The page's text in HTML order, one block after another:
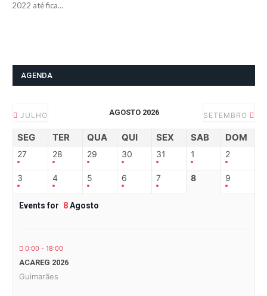
2022 até fica…
AGENDA
JULHO AGOSTO 2026 SETEMBRO
SEG TER QUA QUI SEX SAB DOM
27 28 29 30 31 1 2
3 4 5 6 7 8 9
Events for 8Agosto
0:00 - 18:00
ACAREG 2026
Guimarães